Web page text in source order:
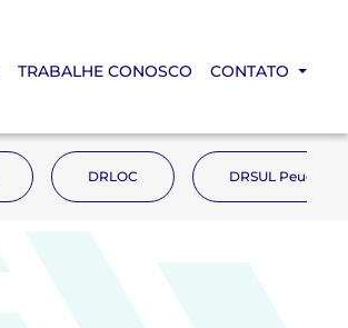
TRABALHE CONOSCO CONTATO
DRLOC DRSUL Peugeot